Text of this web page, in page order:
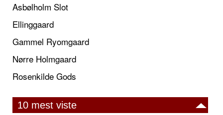
Asbølholm Slot
Ellinggaard
Gammel Ryomgaard
Nørre Holmgaard
Rosenkilde Gods
10 mest viste